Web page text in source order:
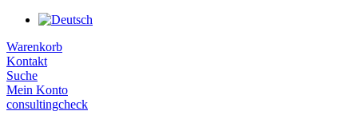
Zum
springen
Warenkorb
Kontakt
Suche
Mein Konto
consultingcheck